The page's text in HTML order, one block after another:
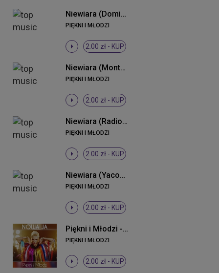
Niewiara (Dominium Remix)
PIĘKNI I MŁODZI
2.00 zł - KUP
Niewiara (Monteiro 2013 Remix)
PIĘKNI I MŁODZI
2.00 zł - KUP
Niewiara (Radio Edit)
PIĘKNI I MŁODZI
2.00 zł - KUP
Niewiara (Yacoop vs. K & N Remix)
PIĘKNI I MŁODZI
2.00 zł - KUP
Piękni i Młodzi - Nowa ja
PIĘKNI I MŁODZI
2.00 zł - KUP